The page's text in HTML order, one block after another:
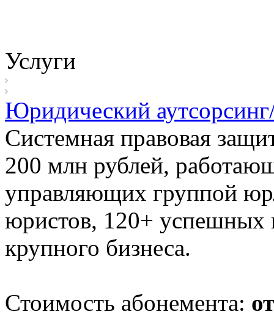
Услуги
Юридический
Системная правовая
200 млн рублей,
управляющих группой
юристов, 120+ успешных
крупного бизнеса.
Стоимость абонемента: